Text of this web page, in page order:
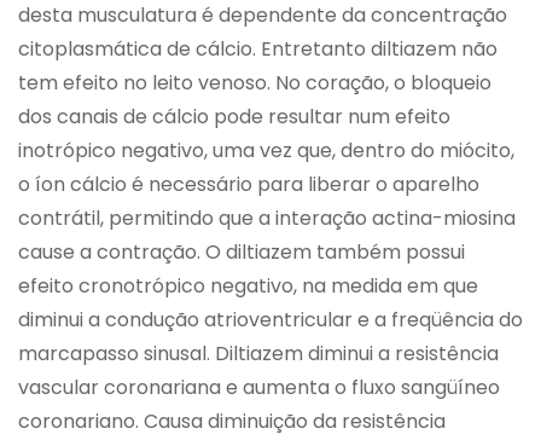
desta musculatura é dependente da concentração
citoplasmática de cálcio. Entretanto diltiazem não
tem efeito no leito venoso. No coração, o bloqueio
dos canais de cálcio pode resultar num efeito
inotrópico negativo, uma vez que, dentro do miócito,
o íon cálcio é necessário para liberar o aparelho
contrátil, permitindo que a interação actina-miosina
cause a contração. O diltiazem também possui
efeito cronotrópico negativo, na medida em que
diminui a condução atrioventricular e a freqüência do
marcapasso sinusal. Diltiazem diminui a resistência
vascular coronariana e aumenta o fluxo sangüíneo
coronariano. Causa diminuição da resistência